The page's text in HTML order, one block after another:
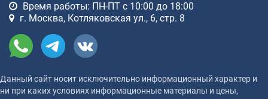
Время работы: ПН-ПТ с 10:00 до 18:00
г. Москва, Котляковская ул., 6, стр. 8
Данный сайт носит исключительно информационный характер и
ни при каких условиях информационные материалы и цены,